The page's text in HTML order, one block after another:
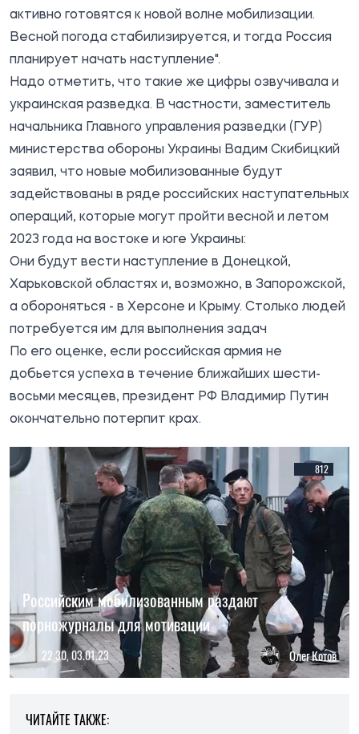
активно готовятся к новой волне мобилизации.
Весной погода стабилизируется, и тогда Россия
планирует начать наступление".
Надо отметить, что такие же цифры озвучивала и
украинская разведка. В частности, заместитель
начальника Главного управления разведки (ГУР)
министерства обороны Украины Вадим Скибицкий
заявил, что новые мобилизованные будут
задействованы в ряде российских наступательных
операций, которые могут пройти весной и летом
2023 года на востоке и юге Украины:
Они будут вести наступление в Донецкой,
Харьковской областях и, возможно, в Запорожской,
а обороняться - в Херсоне и Крыму. Столько людей
потребуется им для выполнения задач
По его оценке, если российская армия не
добьется успеха в течение ближайших шести-
восьми месяцев, президент РФ Владимир Путин
окончательно потерпит крах.
812
Российским мобилизованным раздают
порножурналы для мотивации
22:30, 03.01.23 Олег Котов
ЧИТАЙТЕ ТАКЖЕ: